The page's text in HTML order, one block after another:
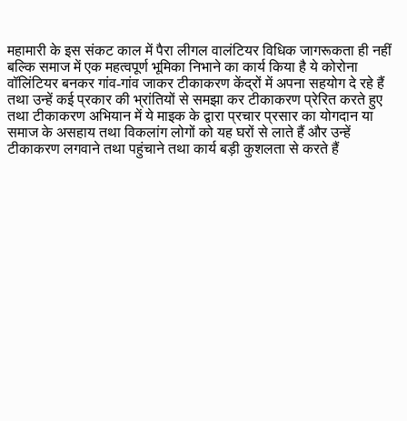
महामारी के इस संकट काल में पैरा लीगल वालंटियर विधिक जागरूकता ही नहीं
बल्कि समाज में एक महत्वपूर्ण भूमिका निभाने का कार्य किया है ये कोरोना
वॉलिंटियर बनकर गांव-गांव जाकर टीकाकरण केंद्रों में अपना सहयोग दे रहे हैं
तथा उन्हें कई प्रकार की भ्रांतियों से समझा कर टीकाकरण प्रेरित करते हुए
तथा टीकाकरण अभियान में ये माइक के द्वारा प्रचार प्रसार का योगदान या
समाज के असहाय तथा विकलांग लोगों को यह घरों से लाते हैं और उन्हें
टीकाकरण लगवाने तथा पहुंचाने तथा कार्य बड़ी कुशलता से करते हैं